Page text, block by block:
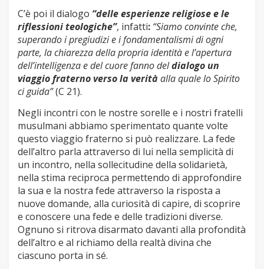
C’è poi il dialogo “delle esperienze religiose e le
riflessioni teologiche”, infatti: “Siamo convinte che,
superando i pregiudizi e i fondamentalismi di ogni
parte, la chiarezza della propria identità e l’apertura
dell’intelligenza e del cuore fanno deldialogo un
viaggio fraterno verso la veritàalla quale lo Spirito
ci guida”(C 21).
Negli incontri con le nostre sorelle e i nostri fratelli
musulmani abbiamo sperimentato quante volte
questo viaggio fraterno si può realizzare. La fede
dell’altro parla attraverso di lui nella semplicità di
un incontro, nella sollecitudine della solidarietà,
nella stima reciproca permettendo di approfondire
la sua e la nostra fede attraverso la risposta a
nuove domande, alla curiosità di capire, di scoprire
e conoscere una fede e delle tradizioni diverse.
Ognuno si ritrova disarmato davanti alla profondità
dell’altro e al richiamo della realtà divina che
ciascuno porta in sé.